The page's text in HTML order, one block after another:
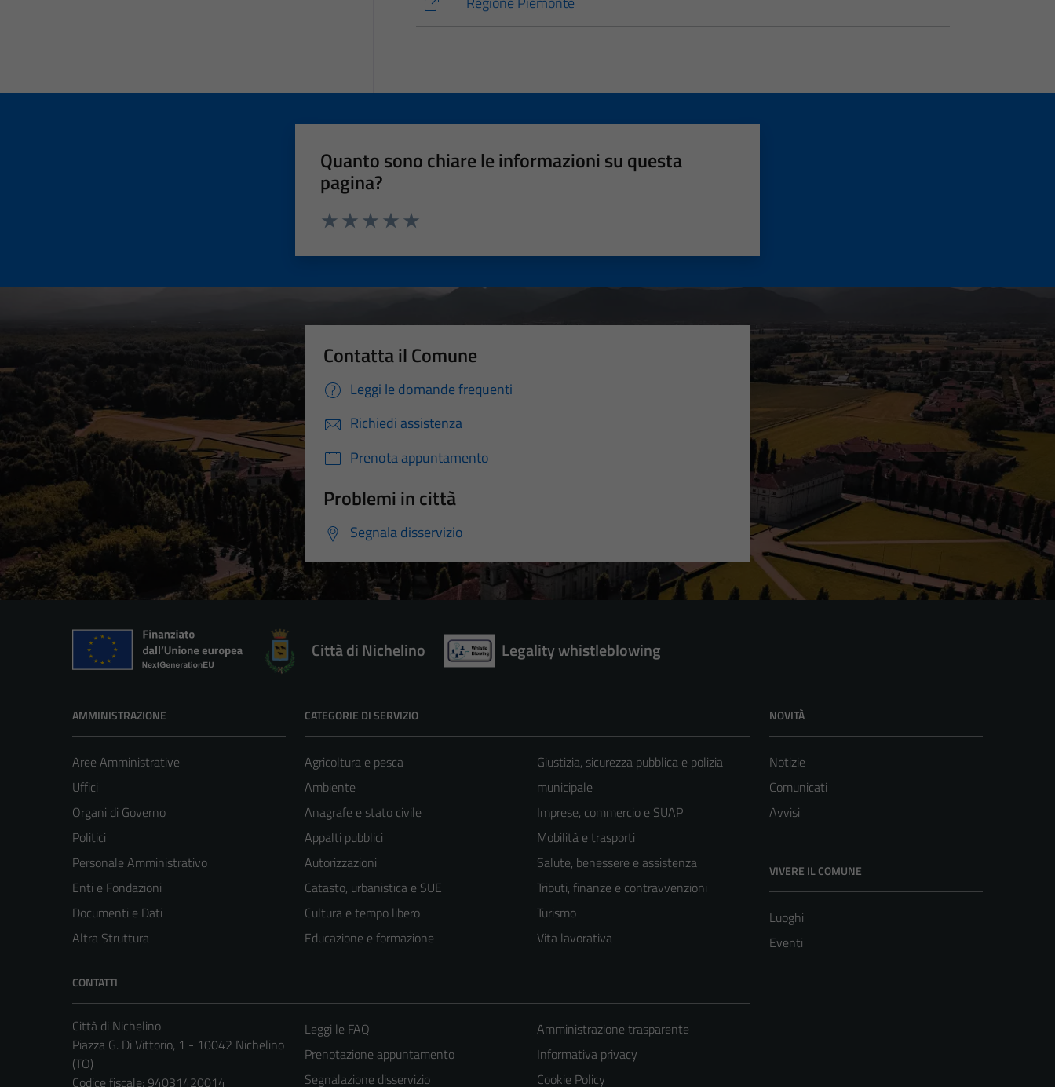
Quanto sono chiare le informazioni su questa
pagina?
Contatta il Comune
Leggi le domande frequenti
Richiedi assistenza
Prenota appuntamento
Problemi in città
Segnala disservizio
Città di Nichelino Legality whistleblowing
AMMINISTRAZIONE
Aree Amministrative
Uffici
Organi di Governo
Politici
Personale Amministrativo
Enti e Fondazioni
Documenti e Dati
Altra Struttura
CATEGORIE DI SERVIZIO
Agricoltura e pesca
Ambiente
Anagrafe e stato civile
Appalti pubblici
Autorizzazioni
Catasto, urbanistica e SUE
Cultura e tempo libero
Educazione e formazione
Giustizia, sicurezza pubblica e polizia
municipale
Imprese, commercio e SUAP
Mobilità e trasporti
Salute, benessere e assistenza
Tributi, finanze e contravvenzioni
Turismo
Vita lavorativa
NOVITÀ
Notizie
Comunicati
Avvisi
VIVERE IL COMUNE
Luoghi
Eventi
CONTATTI
Città di Nichelino
Piazza G. Di Vittorio, 1 - 10042 Nichelino
(TO)
Codice fiscale: 94031420014
Leggi le FAQ
Prenotazione appuntamento
Segnalazione disservizio
Amministrazione trasparente
Informativa privacy
Cookie Policy